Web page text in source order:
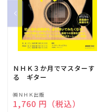
ＮＨＫ３か月でマスターす
る ギター
販
売
㈱ＮＨＫ出版
通常価格
1,760 円（税込）